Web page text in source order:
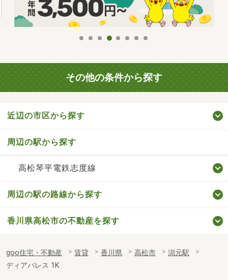
その他の条件から探す
近辺の市区から探す
周辺の駅から探す
高松琴平電鉄志度線
周辺の駅の路線から探す
香川県高松市の不動産を探す
goo住宅・不動産 賃貸 香川県 高松市
潟元駅
ディアパレス 1K